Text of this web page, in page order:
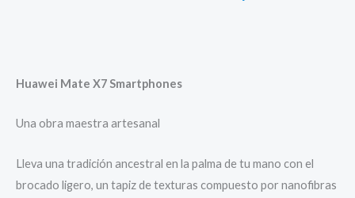
Huawei Mate X7 Smartphones
Una obra maestra artesanal
Lleva una tradición ancestral en la palma de tu mano con el
brocado ligero, un tapiz de texturas compuesto por nanofibras